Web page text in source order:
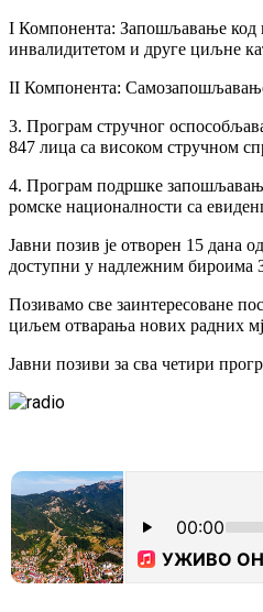
I Компонента: Запошљавање код
инвалидитетом и друге циљне
II Компонента: Самозапошљавање
3. Програм стручног
847 лица са високом стручном
4. Програм подршке
ромске националности са
Јавни позив је отворен 15 дана
доступни у надлежним бироима
Позивамо све заинтересоване
циљем отварања нових радних
Јавни позиви за сва четири